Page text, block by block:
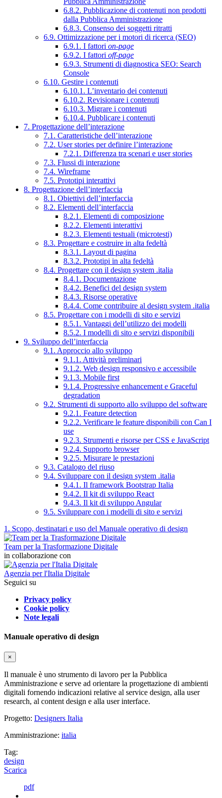
6.8.2. Pubblicazione di contenuti non prodotti
dalla Pubblica Amministrazione
6.8.3. Consenso dei soggetti ritratti
6.9. Ottimizzazione per i motori di ricerca (SEO)
6.9.1. I fattori on-page
6.9.2. I fattori off-page
6.9.3. Strumenti di diagnostica SEO: Search
Console
6.10. Gestire i contenuti
6.10.1. L’inventario dei contenuti
6.10.2. Revisionare i contenuti
6.10.3. Migrare i contenuti
6.10.4. Pubblicare i contenuti
7. Progettazione dell’interazione
7.1. Caratteristiche dell’interazione
7.2. User stories per definire l’interazione
7.2.1. Differenza tra scenari e user stories
7.3. Flussi di interazione
7.4. Wireframe
7.5. Prototipi interattivi
8. Progettazione dell’interfaccia
8.1. Obiettivi dell’interfaccia
8.2. Elementi dell’interfaccia
8.2.1. Elementi di composizione
8.2.2. Elementi interattivi
8.2.3. Elementi testuali (microtesti)
8.3. Progettare e costruire in alta fedeltà
8.3.1. Layout di pagina
8.3.2. Prototipi in alta fedeltà
8.4. Progettare con il design system .italia
8.4.1. Documentazione
8.4.2. Benefici del design system
8.4.3. Risorse operative
8.4.4. Come contribuire al design system .italia
8.5. Progettare con i modelli di sito e servizi
8.5.1. Vantaggi dell’utilizzo dei modelli
8.5.2. I modelli di sito e servizi disponibili
9. Sviluppo dell’interfaccia
9.1. Approccio allo sviluppo
9.1.1. Attività preliminari
9.1.2. Web design responsivo e accessibile
9.1.3. Mobile first
9.1.4. Progressive enhancement e Graceful
degradation
9.2. Strumenti di supporto allo sviluppo del software
9.2.1. Feature detection
9.2.2. Verificare le feature disponibili con Can I
use
9.2.3. Strumenti e risorse per CSS e JavaScript
9.2.4. Supporto browser
9.2.5. Misurare le prestazioni
9.3. Catalogo del riuso
9.4. Sviluppare con il design system .italia
9.4.1. Il framework Bootstrap Italia
9.4.2. Il kit di sviluppo React
9.4.3. Il kit di sviluppo Angular
9.5. Sviluppare con i modelli di sito e servizi
1. Scopo, destinatari e uso del Manuale operativo di design
Team per la Trasformazione Digitale
in collaborazione con
Agenzia per l'Italia Digitale
Seguici su
Privacy policy
Cookie policy
Note legali
Manuale operativo di design
×
Il manuale è uno strumento di lavoro per la Pubblica
Amministrazione e serve ad orientare la progettazione di ambienti
digitali fornendo indicazioni relative al service design, alla user
research, al content design e alla user interface.
Progetto: Designers Italia
Amministrazione: italia
Tag:
design
Scarica
pdf